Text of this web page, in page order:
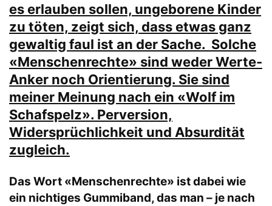
es erlauben sollen, ungeborene Kinder
zu töten, zeigt sich, dass etwas ganz
gewaltig faul ist an der Sache. Solche
«Menschenrechte» sind weder Werte-
Anker noch Orientierung. Sie sind
meiner Meinung nach ein «Wolf im
Schafspelz». Perversion,
Widersprüchlichkeit und Absurdität
zugleich.
Das Wort «Menschenrechte» ist dabei wie
ein nichtiges Gummiband, das man – je nach